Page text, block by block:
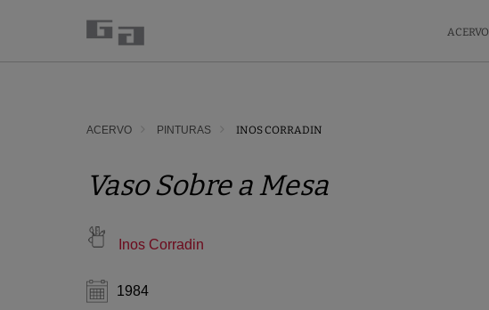
ACERVO
ACERVO PINTURAS INOS CORRADIN
Vaso Sobre a Mesa
Inos Corradin
1984